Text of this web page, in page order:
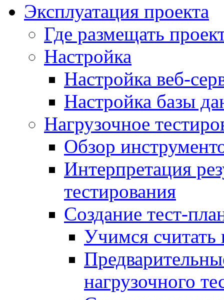
Эксплуатация проекта
Где размещать
Настройка
Настройка веб-
Настройка базы
Нагрузочное
Обзор
Интерпретация
тестирования
Создание тест-
Учимся считать
нагрузочного